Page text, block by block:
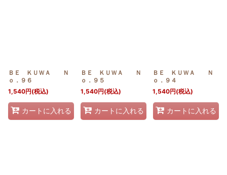
ＢＥ ＫＵＷＡ Ｎ
ｏ．９６
1,540円(税込)
カートに入れる
ＢＥ ＫＵＷＡ Ｎ
ｏ．９５
1,540円(税込)
カートに入れる
ＢＥ ＫＵＷＡ Ｎ
ｏ．９４
1,540円(税込)
カートに入れる